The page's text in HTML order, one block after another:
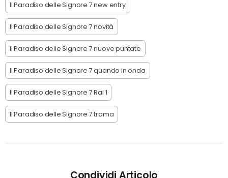
Il Paradiso delle Signore 7 new entry
Il Paradiso delle Signore 7 novità
Il Paradiso delle Signore 7 nuove puntate
Il Paradiso delle Signore 7 quando in onda
Il Paradiso delle Signore 7 Rai 1
Il Paradiso delle Signore 7 trama
Condividi Articolo